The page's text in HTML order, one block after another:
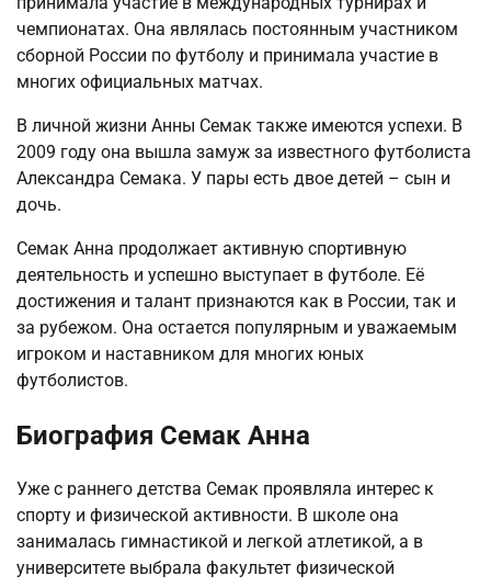
чемпионатах. Она являлась постоянным участником
сборной России по футболу и принимала участие в
многих официальных матчах.
В личной жизни Анны Семак также имеются успехи. В
2009 году она вышла замуж за известного футболиста
Александра Семака. У пары есть двое детей – сын и
дочь.
Семак Анна продолжает активную спортивную
деятельность и успешно выступает в футболе. Её
достижения и талант признаются как в России, так и
за рубежом. Она остается популярным и уважаемым
игроком и наставником для многих юных
футболистов.
Биография Семак Анна
Уже с раннего детства Семак проявляла интерес к
спорту и физической активности. В школе она
занималась гимнастикой и легкой атлетикой, а в
университете выбрала факультет физической